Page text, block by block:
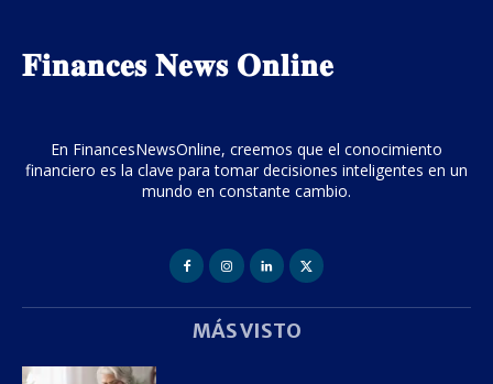
𝐅𝐢𝐧𝐚𝐧𝐜𝐞𝐬 𝐍𝐞𝐰𝐬 𝐎𝐧𝐥𝐢𝐧𝐞
En FinancesNewsOnline, creemos que el conocimiento
financiero es la clave para tomar decisiones inteligentes en un
mundo en constante cambio.
MÁS VISTO